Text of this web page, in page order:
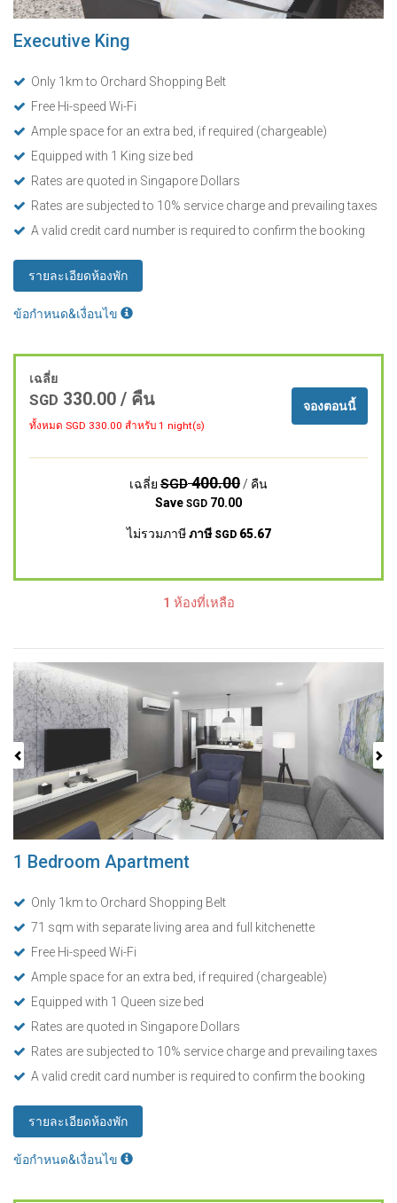
Executive King
Only 1km to Orchard Shopping Belt
Free Hi-speed Wi-Fi
Ample space for an extra bed, if required (chargeable)
Equipped with 1 King size bed
Rates are quoted in Singapore Dollars
Rates are subjected to 10% service charge and prevailing taxes
A valid credit card number is required to confirm the booking
รายละเอียดห้องพัก
ข้อกำหนด&เงื่อนไข
เฉลี่ย
SGD 330.00 / คืน
ทั้งหมด SGD 330.00 สำหรับ 1 night(s)
จองตอนนี้
เฉลี่ย SGD400.00 / คืน
Save SGD 70.00
ไม่รวมภาษีภาษี SGD 65.67
1 ห้องที่เหลือ
Previous
1 Bedroom Apartment
Only 1km to Orchard Shopping Belt
71 sqm with separate living area and full kitchenette
Free Hi-speed Wi-Fi
Ample space for an extra bed, if required (chargeable)
Equipped with 1 Queen size bed
Rates are quoted in Singapore Dollars
Rates are subjected to 10% service charge and prevailing taxes
A valid credit card number is required to confirm the booking
รายละเอียดห้องพัก
ข้อกำหนด&เงื่อนไข